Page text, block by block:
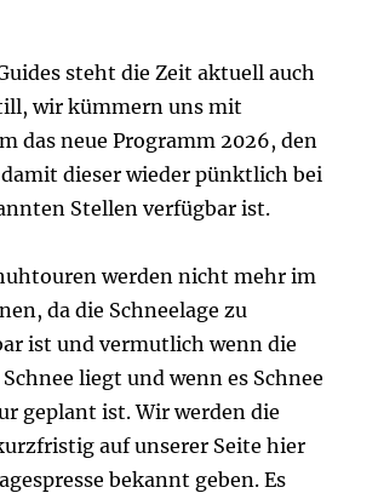
steht die Zeit aktuell auch
wir kümmern uns mit
das neue Programm 2026, den
dieser wieder pünktlich bei
Stellen verfügbar ist.
werden nicht mehr im
da die Schneelage zu
ist und vermutlich wenn die
liegt und wenn es Schnee
geplant ist. Wir werden die
auf unserer Seite hier
bekannt geben. Es